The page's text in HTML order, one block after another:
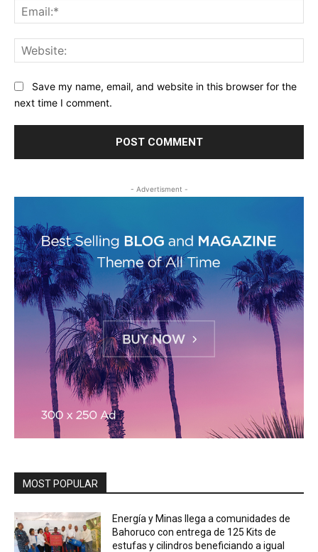
Save my name, email, and website in this browser for the
next time I comment.
- Advertisment -
MOST POPULAR
Energía y Minas llega a comunidades de
Bahoruco con entrega de 125 Kits de
estufas y cilindros beneficiando a igual